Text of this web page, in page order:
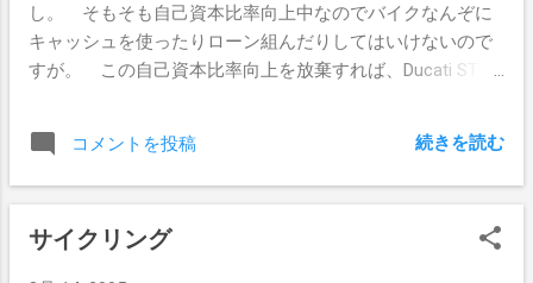
し。 そもそも自己資本比率向上中なのでバイクなんぞに
キャッシュを使ったりローン組んだりしてはいけないので
すが。 この自己資本比率向上を放棄すれば、Ducati ST3
めの問題でして。
コメントを投稿 続きを読む
サイクリング